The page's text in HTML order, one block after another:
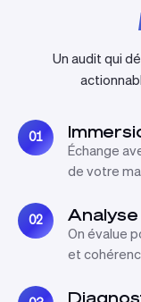
Un audit qui
01
Échange
de votre
02 Analyse
On évalue
et